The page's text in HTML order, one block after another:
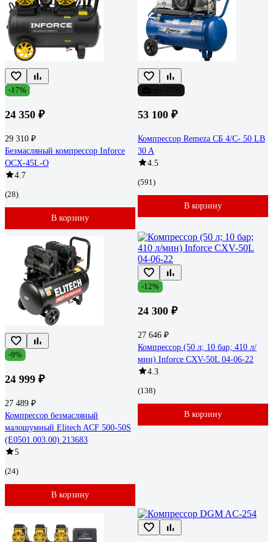
-17%
24 350 ₽
29 310 ₽
Безмасляный компрессор Inforce
OCX-45L-O
4.7
(28)
В корзину
53 100 ₽
Компрессор Remeza СБ 4/С- 50 LB
30 A
4.5
(591)
В корзину
-9%
24 999 ₽
27 489 ₽
Компрессор безмасляный
малошумный Elitech ACF 500-50S
(E0501.003.00) 213683
5
(24)
В корзину
-12%
24 300 ₽
27 646 ₽
Компрессор (50 л; 10 бар; 410 л/
мин) Inforce CXV-50L 04-06-22
4.3
(138)
В корзину